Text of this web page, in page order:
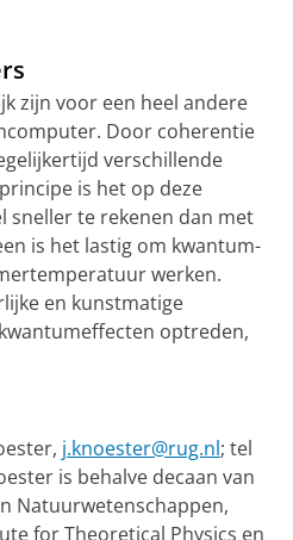
zijn voor een heel andere
Door coherentie
verschillende
is het op deze
sneller te rekenen dan met
is het lastig om kwantum-
werken.
en kunstmatige
optreden,
j.knoester@rug.nl; tel
is behalve decaan van
Natuurwetenschappen,
for Theoretical Physics en